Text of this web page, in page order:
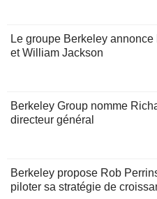
Le groupe Berkeley
et William Jackson
Berkeley Group nomme
directeur général
Berkeley propose Rob
piloter sa stratégie de